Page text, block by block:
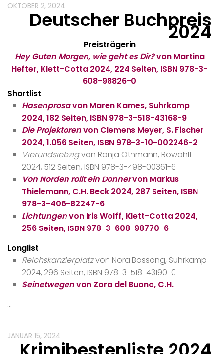
OKTOBER 2, 2024
Deutscher Buchpreis
2024
Preisträgerin
Hey Guten Morgen, wie geht es Dir?von Martina
Hefter, Klett-Cotta 2024, 224 Seiten, ISBN 978-3-
608-98826-0
Shortlist
Hasenprosavon Maren Kames, Suhrkamp
2024, 182 Seiten, ISBN 978-3-518-43168-9
Die Projektorenvon Clemens Meyer, S. Fischer
2024, 1.056 Seiten, ISBN 978-3-10-002246-2
Vierundsiebzigvon Ronja Othmann, Rowohlt
2024, 512 Seiten, ISBN 978-3-498-00361-6
Von Norden rollt ein Donnervon Markus
Thielemann, C.H. Beck 2024, 287 Seiten, ISBN
978-3-406-82247-6
Lichtungenvon Iris Wolff, Klett-Cotta 2024,
256 Seiten, ISBN 978-3-608-98770-6
Longlist
Reichskanzlerplatzvon Nora Bossong, Suhrkamp
2024, 296 Seiten, ISBN 978-3-518-43190-0
Seinetwegenvon Zora del Buono, C.H.
…
JANUAR 15, 2024